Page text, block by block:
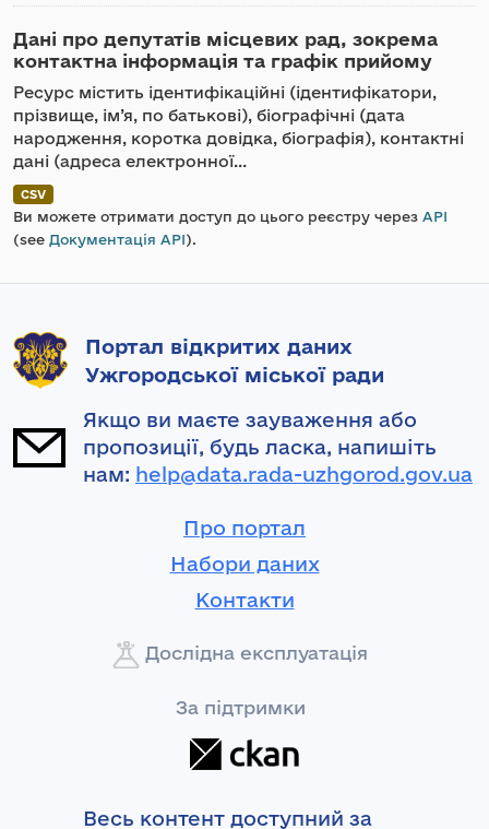
Дані про депутатів місцевих рад, зокрема
контактна інформація та графік прийому
Ресурс містить ідентифікаційні (ідентифікатори,
прізвище, ім’я, по батькові), біографічні (дата
народження, коротка довідка, біографія), контактні
дані (адреса електронної...
CSV
Ви можете отримати доступ до цього реєстру через API
(see Документація API).
Портал відкритих даних
Ужгородської міської ради
Якщо ви маєте зауваження або
пропозиції, будь ласка, напишіть
нам: help@data.rada-uzhgorod.gov.ua
Про портал
Набори даних
Контакти
Дослідна експлуатація
За підтримки
Весь контент доступний за